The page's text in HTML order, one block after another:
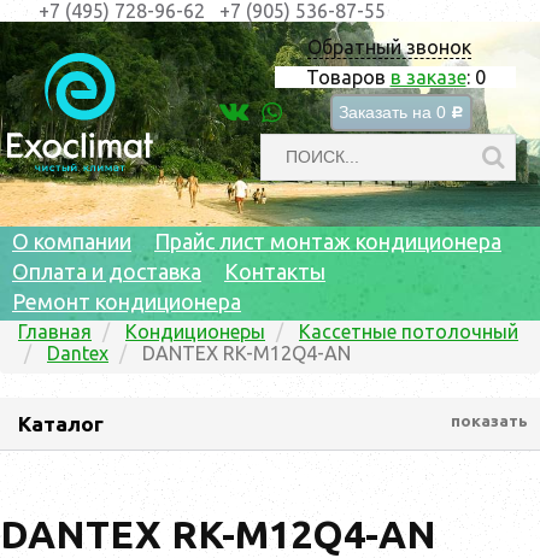
Обратный звонок
Товаров в заказе: 0
Заказать на 0 c
+7 (495) 728-96-62 +7 (905) 536-87-55
О компании
Прайс лист монтаж кондиционера
Оплата и доставка
Контакты
Ремонт кондиционера
Главная Кондиционеры
Кассетные потолочный
Dantex
DANTEX RK-M12Q4-AN
Каталог показать
DANTEX RK-M12Q4-AN